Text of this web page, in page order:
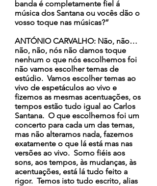
banda é completamente fiel á
música dos Santana ou vocês dão o
vosso toque nas músicas?”
ANTÓNIO CARVALHO: Não, não…
não, não, nós não damos toque
nenhum o que nós escolhemos foi
não vamos escolher temas de
estúdio. Vamos escolher temas ao
vivo de espetáculos ao vivo e
fizemos as mesmas acentuações, os
tempos estão tudo igual ao Carlos
Santana. O que escolhemos foi um
concerto para cada um das temas,
mas não alteramos nada, fazemos
exatamente o que lá está mas nas
versões ao vivo. Somo fiéis aos
sons, aos tempos, às mudanças, às
acentuações, está lá tudo feito a
rigor. Temos isto tudo escrito, alias